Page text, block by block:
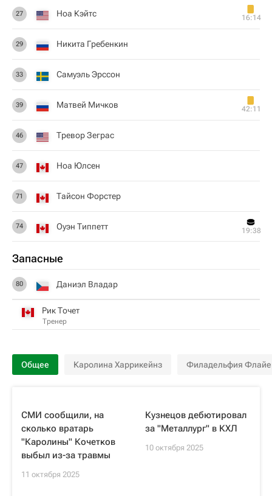
27 Ноа Кэйтс 16:14
29 Никита Гребенкин
33 Самуэль Эрссон
39 Матвей Мичков 42:11
46 Тревор Зеграс
47 Ноа Юлсен
71 Тайсон Форстер
74 Оуэн Типпетт 19:38
Запасные
80 Даниэл Владар
Рик Точет
Тренер
Общее Каролина Харрикейнз Филадельфия
СМИ сообщили, на
сколько вратарь
"Каролины" Кочетков
выбыл из-за травмы
11 октября 2025
Кузнецов дебютировал
за "Металлург" в КХЛ
10 октября 2025